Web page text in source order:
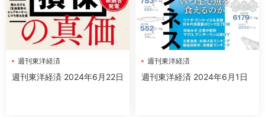
週刊東洋経済
週刊東洋経済 2024年6月22日
週刊東洋経済
週刊東洋経済 2024年6月1日